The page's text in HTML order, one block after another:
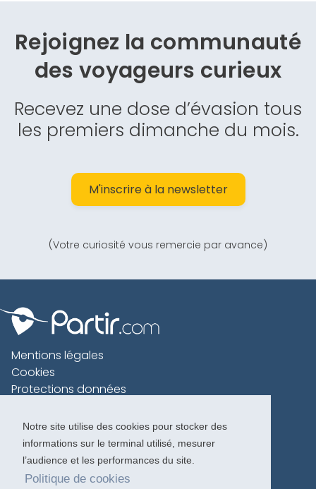
Notre site utilise des cookies pour stocker des
informations sur le terminal utilisé, mesurer
l’audience et les performances du site.
Politique de cookies
Rejoignez la communauté
desvoyageurs curieux
Recevez une dose d’évasion tous
les premiers dimanche du mois.
M'inscrire à la newsletter
(Votre curiosité vous remercie par avance)
Mentions légales
Cookies
Protections données
Charte voyageur
Copyright 1996-2026